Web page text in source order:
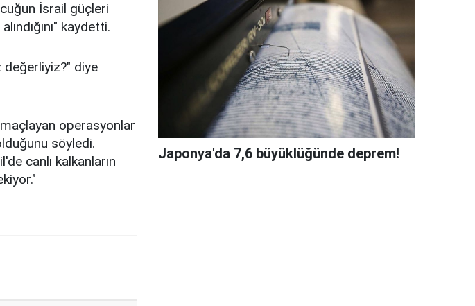
İsrail güçleri
kaydetti.
değerliyiz?" diye
operasyonlar
söyledi.
canlı kalkanların
Japonya'da 7,6 büyüklüğünde deprem!